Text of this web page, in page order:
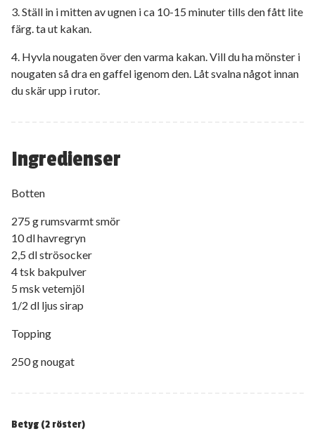
Ingredienser
Botten
275 g rumsvarmt smör
10 dl havregryn
2,5 dl strösocker
4 tsk bakpulver
5 msk vetemjöl
1/2 dl ljus sirap
Topping
250 g nougat
3. Ställ in i mitten av ugnen i ca 10-15 minuter tills den fått lite
färg. ta ut kakan.
4. Hyvla nougaten över den varma kakan. Vill du ha mönster i
nougaten så dra en gaffel igenom den. Låt svalna något innan
du skär upp i rutor.
Betyg (2 röster)